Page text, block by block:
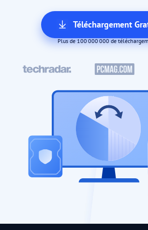
Téléchargement
Plus de 100 000 000 de